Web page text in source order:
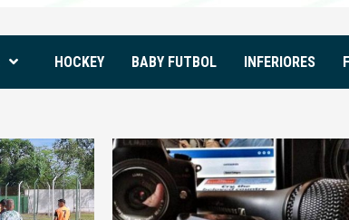
HOCKEY BABY FUTBOL INFERIORES